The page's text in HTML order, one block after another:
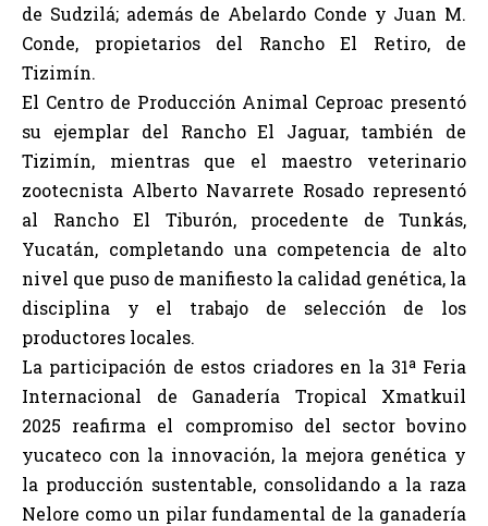
de Sudzilá; además de Abelardo Conde y Juan M.
Conde, propietarios del Rancho El Retiro, de
Tizimín.
El Centro de Producción Animal Ceproac presentó
su ejemplar del Rancho El Jaguar, también de
Tizimín, mientras que el maestro veterinario
zootecnista Alberto Navarrete Rosado representó
al Rancho El Tiburón, procedente de Tunkás,
Yucatán, completando una competencia de alto
nivel que puso de manifiesto la calidad genética, la
disciplina y el trabajo de selección de los
productores locales.
La participación de estos criadores en la 31ª Feria
Internacional de Ganadería Tropical Xmatkuil
2025 reafirma el compromiso del sector bovino
yucateco con la innovación, la mejora genética y
la producción sustentable, consolidando a la raza
Nelore como un pilar fundamental de la ganadería